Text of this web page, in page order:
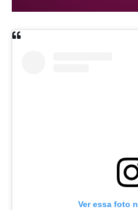
Ver essa foto